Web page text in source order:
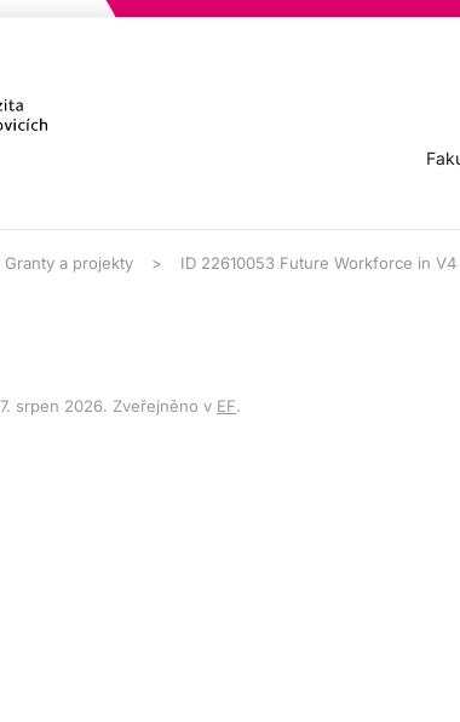
Granty a projekty ID 22610053 Future Workforce in
7. srpen 2026. Zveřejněno v EF.